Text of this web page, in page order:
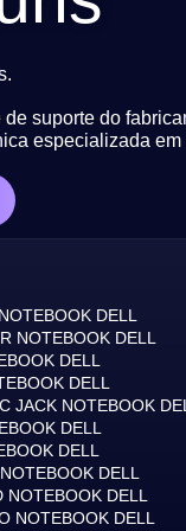
suporte do
especializada em
DELL
NOTEBOOK DELL
DELL
DELL
JACK NOTEBOOK
DELL
DELL
DELL
NOTEBOOK DELL
NOTEBOOK DELL